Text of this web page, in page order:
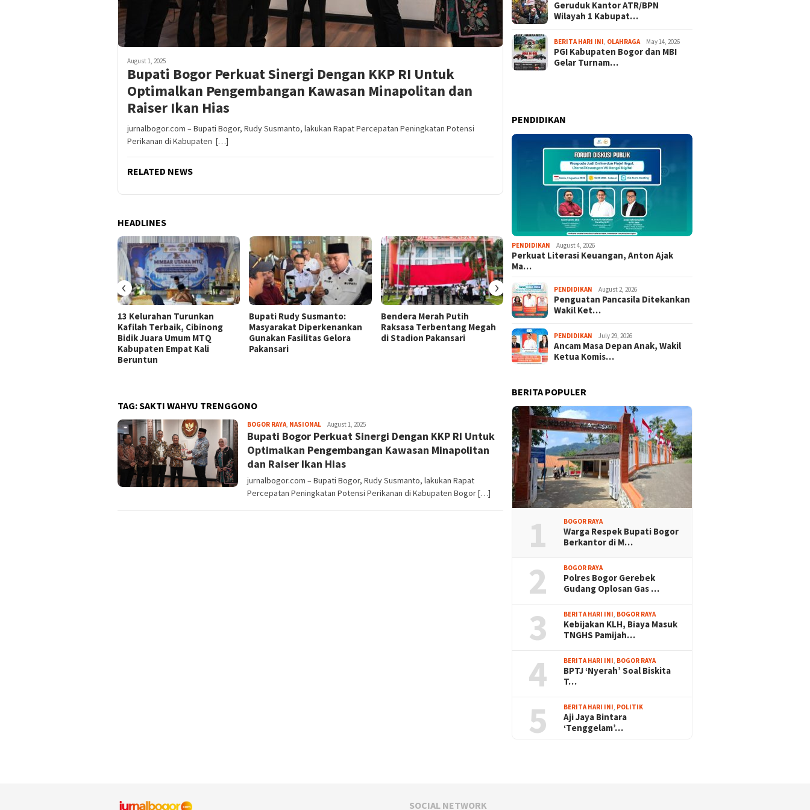
August 1, 2025
Bupati Bogor Perkuat Sinergi Dengan KKP RI Untuk
Optimalkan Pengembangan Kawasan Minapolitan dan
Raiser Ikan Hias
jurnalbogor.com – Bupati Bogor, Rudy Susmanto, lakukan Rapat Percepatan Peningkatan Potensi
Perikanan di Kabupaten […]
RELATED NEWS
HEADLINES
13 Kelurahan Turunkan
Kafilah Terbaik, Cibinong
Bidik Juara Umum MTQ
Kabupaten Empat Kali
Beruntun
Bupati Rudy Susmanto:
Masyarakat Diperkenankan
Gunakan Fasilitas Gelora
Pakansari
Bendera Merah Putih
Raksasa Terbentang Megah
di Stadion Pakansari
Ketua KONI Apresiasi Atlet
Panjat Tebing Terlibat
Pengibaran Merah Putih
Raksasa
Tahun
‹ ›
TAG:SAKTI WAHYU TRENGGONO
BOGOR RAYA, NASIONALAga
Alamanda
August 1, 2025
Bupati Bogor Perkuat Sinergi Dengan KKP RI Untuk
Optimalkan Pengembangan Kawasan Minapolitan
dan Raiser Ikan Hias
jurnalbogor.com – Bupati Bogor, Rudy Susmanto, lakukan Rapat
Percepatan Peningkatan Potensi Perikanan di Kabupaten Bogor […]
Geruduk Kantor ATR/BPN
Wilayah 1 Kabupat…
BERITA HARI INI OLAHRAGA May 14, 2026
PGI Kabupaten Bogor dan MBI
Gelar Turnam…
PENDIDIKAN
PENDIDIKAN August 4, 2026
Perkuat Literasi Keuangan, Anton Ajak
Ma…
PENDIDIKAN August 2, 2026
Penguatan Pancasila Ditekankan
Wakil Ket…
PENDIDIKAN July 29, 2026
Ancam Masa Depan Anak, Wakil
Ketua Komis…
BERITA POPULER
1 BOGOR RAYA
Warga Respek Bupati Bogor
Berkantor di M…
2 BOGOR RAYA
Polres Bogor Gerebek
Gudang Oplosan Gas …
3 BERITA HARI INI, BOGOR RAYA
Kebijakan KLH, Biaya Masuk
TNGHS Pamijah…
4 BERITA HARI INI, BOGOR RAYA
BPTJ ‘Nyerah’ Soal Biskita
T…
5 BERITA HARI INI, POLITIK
Aji Jaya Bintara
‘Tenggelam’…
SOCIAL NETWORK